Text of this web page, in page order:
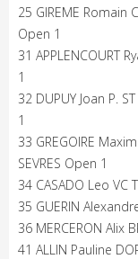
25 GIREME Romain
Open 1
31 APPLENCOURT
1
32 DUPUY Joan P.
1
33 GREGOIRE
SEVRES Open 1
34 CASADO Leo VC
35 GUERIN
36 MERCERON Alix
41 ALLIN Pauline